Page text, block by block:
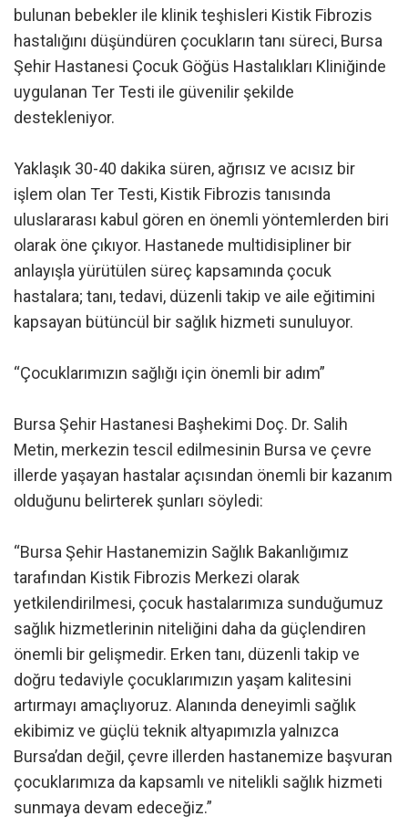
bulunan bebekler ile klinik teşhisleri Kistik Fibrozis
hastalığını düşündüren çocukların tanı süreci, Bursa
Şehir Hastanesi Çocuk Göğüs Hastalıkları Kliniğinde
uygulanan Ter Testi ile güvenilir şekilde
destekleniyor.
Yaklaşık 30-40 dakika süren, ağrısız ve acısız bir
işlem olan Ter Testi, Kistik Fibrozis tanısında
uluslararası kabul gören en önemli yöntemlerden biri
olarak öne çıkıyor. Hastanede multidisipliner bir
anlayışla yürütülen süreç kapsamında çocuk
hastalara; tanı, tedavi, düzenli takip ve aile eğitimini
kapsayan bütüncül bir sağlık hizmeti sunuluyor.
“Çocuklarımızın sağlığı için önemli bir adım”
Bursa Şehir Hastanesi Başhekimi Doç. Dr. Salih
Metin, merkezin tescil edilmesinin Bursa ve çevre
illerde yaşayan hastalar açısından önemli bir kazanım
olduğunu belirterek şunları söyledi:
“Bursa Şehir Hastanemizin Sağlık Bakanlığımız
tarafından Kistik Fibrozis Merkezi olarak
yetkilendirilmesi, çocuk hastalarımıza sunduğumuz
sağlık hizmetlerinin niteliğini daha da güçlendiren
önemli bir gelişmedir. Erken tanı, düzenli takip ve
doğru tedaviyle çocuklarımızın yaşam kalitesini
artırmayı amaçlıyoruz. Alanında deneyimli sağlık
ekibimiz ve güçlü teknik altyapımızla yalnızca
Bursa’dan değil, çevre illerden hastanemize başvuran
çocuklarımıza da kapsamlı ve nitelikli sağlık hizmeti
sunmaya devam edeceğiz.”